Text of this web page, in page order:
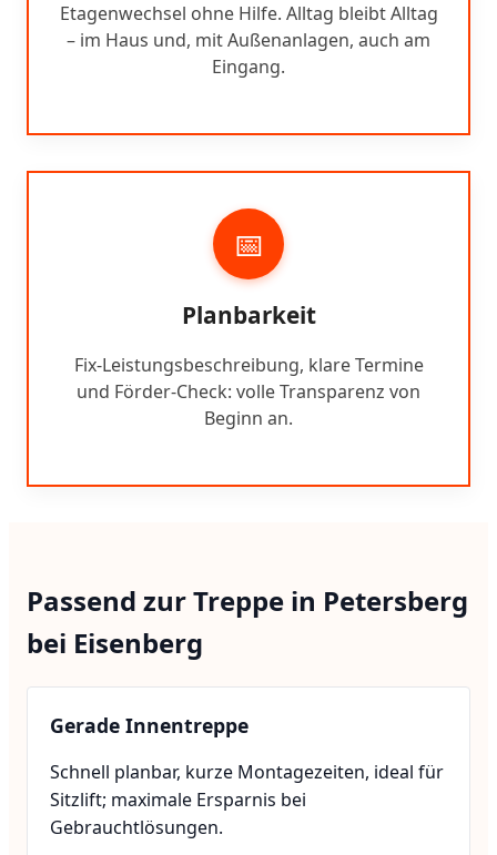
Etagenwechsel ohne Hilfe. Alltag bleibt Alltag
– im Haus und, mit Außenanlagen, auch am
Eingang.
📅
Planbarkeit
Fix-Leistungsbeschreibung, klare Termine
und Förder-Check: volle Transparenz von
Beginn an.
Passend zur Treppe in Petersberg
bei Eisenberg
Gerade Innentreppe
Schnell planbar, kurze Montagezeiten, ideal für
Sitzlift; maximale Ersparnis bei
Gebrauchtlösungen.